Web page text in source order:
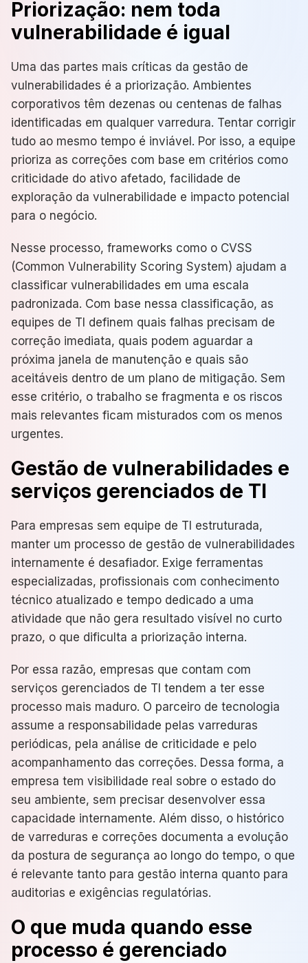
Priorização: nem toda
vulnerabilidade é igual
Uma das partes mais críticas da gestão de
vulnerabilidades é a priorização. Ambientes
corporativos têm dezenas ou centenas de falhas
identificadas em qualquer varredura. Tentar corrigir
tudo ao mesmo tempo é inviável. Por isso, a equipe
prioriza as correções com base em critérios como
criticidade do ativo afetado, facilidade de
exploração da vulnerabilidade e impacto potencial
para o negócio.
Nesse processo, frameworks como o CVSS
(Common Vulnerability Scoring System) ajudam a
classificar vulnerabilidades em uma escala
padronizada. Com base nessa classificação, as
equipes de TI definem quais falhas precisam de
correção imediata, quais podem aguardar a
próxima janela de manutenção e quais são
aceitáveis dentro de um plano de mitigação. Sem
esse critério, o trabalho se fragmenta e os riscos
mais relevantes ficam misturados com os menos
urgentes.
Gestão de vulnerabilidades e
serviços gerenciados de TI
Para empresas sem equipe de TI estruturada,
manter um processo de gestão de vulnerabilidades
internamente é desafiador. Exige ferramentas
especializadas, profissionais com conhecimento
técnico atualizado e tempo dedicado a uma
atividade que não gera resultado visível no curto
prazo, o que dificulta a priorização interna.
Por essa razão, empresas que contam com
serviços gerenciados de TI tendem a ter esse
processo mais maduro. O parceiro de tecnologia
assume a responsabilidade pelas varreduras
periódicas, pela análise de criticidade e pelo
acompanhamento das correções. Dessa forma, a
empresa tem visibilidade real sobre o estado do
seu ambiente, sem precisar desenvolver essa
capacidade internamente. Além disso, o histórico
de varreduras e correções documenta a evolução
da postura de segurança ao longo do tempo, o que
é relevante tanto para gestão interna quanto para
auditorias e exigências regulatórias.
O que muda quando esse
processo é gerenciado